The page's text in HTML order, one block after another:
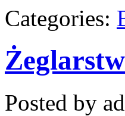
Categories:
Posted by